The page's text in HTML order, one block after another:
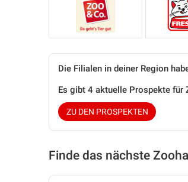
Die Filialen in deiner Region
Es gibt 4 aktuelle Prospekte für
ZU DEN PROSPEKTEN
Finde das nächste